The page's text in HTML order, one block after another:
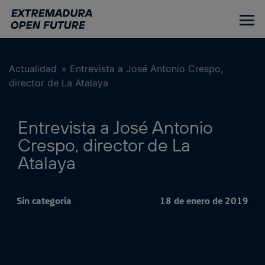
contenido
Actualidad » Entrevista a José Antonio Crespo,
director de La Atalaya
Entrevista a José Antonio
Crespo, director de La
Atalaya
Sin categoría 18 de enero de 2019